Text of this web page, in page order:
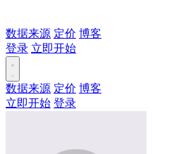
数据来源 定价 博客
登录 立即开始
数据来源 定价 博客
立即开始 登录